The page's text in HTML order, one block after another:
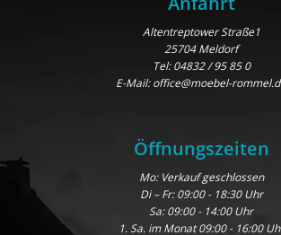
Altentreptower Straße1
25704 Meldorf
Tel:04832 / 95 85 0
E-Mail:office@moebel-
Öffnungszeiten
Mo: Verkauf geschlossen
Di – Fr: 09:00 - 18:30 Uhr
Sa: 09:00 - 14:00 Uhr
1. Sa. im Monat 09:00 - 16:00